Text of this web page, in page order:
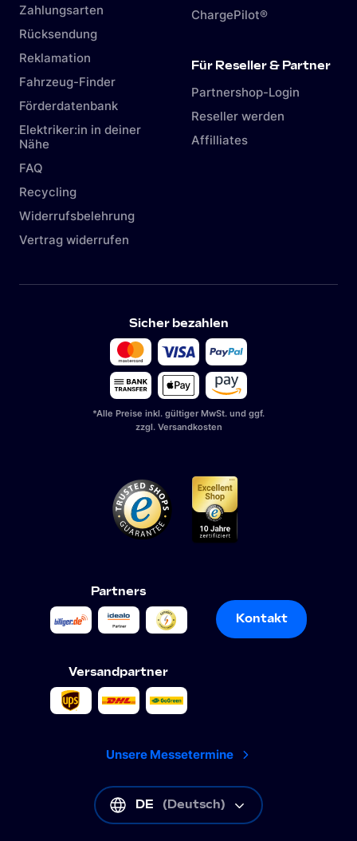
Zahlungsarten
Rücksendung
Reklamation
Fahrzeug-Finder
Förderdatenbank
Elektriker:in in deiner
Nähe
FAQ
Recycling
Widerrufsbelehrung
Vertrag widerrufen
ChargePilot®
Für Reseller & Partner
Partnershop-Login
Reseller werden
Affilliates
Sicher bezahlen
*Alle Preise inkl. gültiger MwSt. und ggf.
zzgl. Versandkosten
Partners
Versandpartner
Kontakt
Kontakt
Unsere Messetermine
DE (Deutsch)